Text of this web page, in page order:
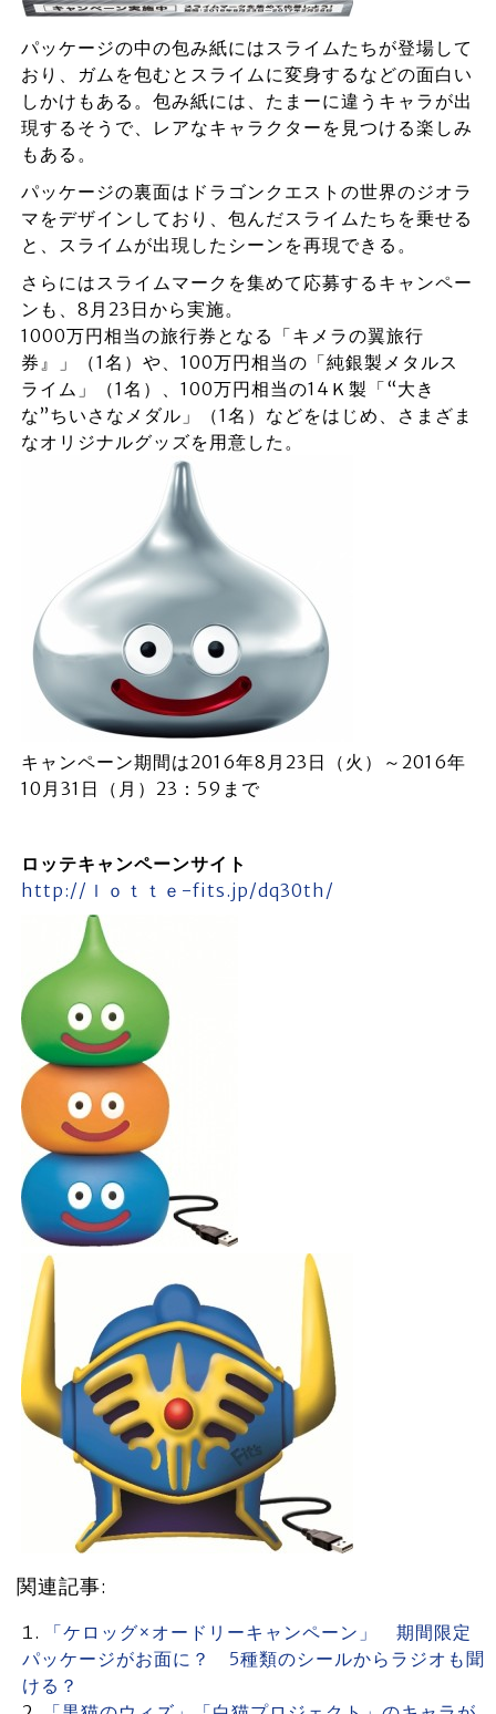
パッケージの中の包み紙にはスライムたちが登場して
おり、ガムを包むとスライムに変身するなどの面白い
しかけもある。包み紙には、たまーに違うキャラが出
現するそうで、レアなキャラクターを見つける楽しみ
もある。
パッケージの裏面はドラゴンクエストの世界のジオラ
マをデザインしており、包んだスライムたちを乗せる
と、スライムが出現したシーンを再現できる。
さらにはスライムマークを集めて応募するキャンペー
ンも、8月23日から実施。
1000万円相当の旅行券となる「キメラの翼旅行
券』」（1名）や、100万円相当の「純銀製メタルス
ライム」（1名）、100万円相当の14Ｋ製「“大き
な”ちいさなメダル」（1名）などをはじめ、さまざま
なオリジナルグッズを用意した。
キャンペーン期間は2016年8月23日（火）～2016年
10月31日（月）23：59まで
ロッテキャンペーンサイト
http://ｌｏｔｔｅ-fits.jp/dq30th/
関連記事:
「ケロッグ×オードリーキャンペーン」 期間限定
パッケージがお面に？ 5種類のシールからラジオも聞
ける？